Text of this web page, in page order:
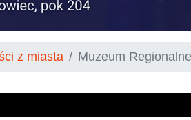
z miasta Muzeum